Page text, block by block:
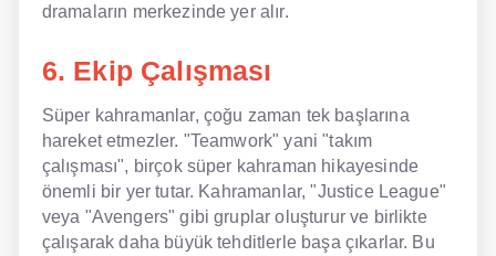
dramaların merkezinde yer alır.
6. Ekip Çalışması
Süper kahramanlar, çoğu zaman tek başlarına
hareket etmezler. "Teamwork" yani "takım
çalışması", birçok süper kahraman hikayesinde
önemli bir yer tutar. Kahramanlar, "Justice League"
veya "Avengers" gibi gruplar oluşturur ve birlikte
çalışarak daha büyük tehditlerle başa çıkarlar. Bu